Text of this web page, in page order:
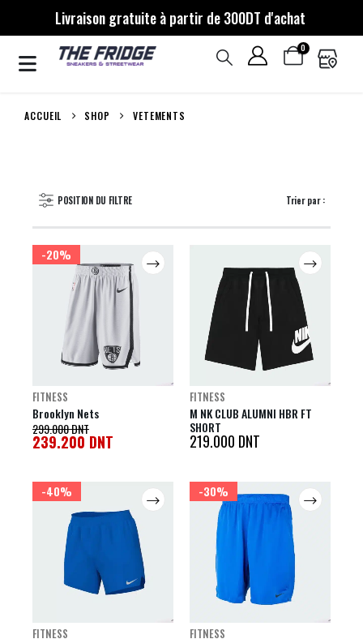
Livraison gratuite à partir de 300DT d'achat
0
ACCUEIL SHOP VETEMENTS
POSITION DU FILTRE Trier par :
-20%
FITNESS
Brooklyn Nets
299.000DNT
239.200 DNT
FITNESS
M NK CLUB ALUMNI HBR FT
SHORT
219.000 DNT
-40%
FITNESS
-30%
FITNESS